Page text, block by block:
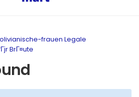
frauen Legale
BrГ¤ute